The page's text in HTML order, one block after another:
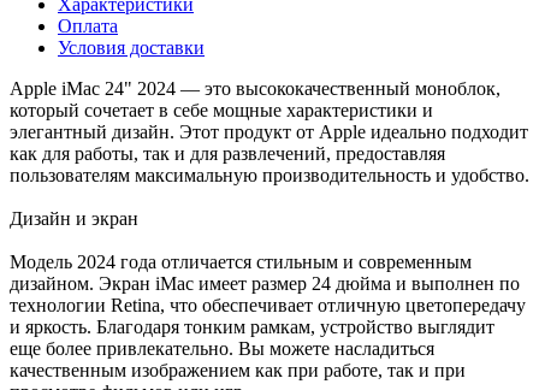
Оплата
Условия доставки
Apple iMac 24" 2024 — это высококачественный моноблок,
который сочетает в себе мощные характеристики и
элегантный дизайн. Этот продукт от Apple идеально подходит
как для работы, так и для развлечений, предоставляя
пользователям максимальную производительность и удобство.
Дизайн и экран
Модель 2024 года отличается стильным и современным
дизайном. Экран iMac имеет размер 24 дюйма и выполнен по
технологии Retina, что обеспечивает отличную цветопередачу
и яркость. Благодаря тонким рамкам, устройство выглядит
еще более привлекательно. Вы можете насладиться
качественным изображением как при работе, так и при